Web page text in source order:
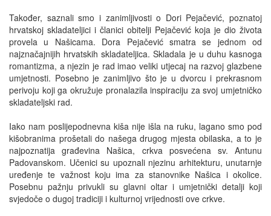
Također, saznali smo i zanimljivosti o Dori Pejačević, poznatoj
hrvatskoj skladateljici i članici obitelji Pejačević koja je dio života
provela u Našicama. Dora Pejačević smatra se jednom od
najznačajnijih hrvatskih skladateljica. Skladala je u duhu kasnoga
romantizma, a njezin je rad imao veliki utjecaj na razvoj glazbene
umjetnosti. Posebno je zanimljivo što je u dvorcu i prekrasnom
perivoju koji ga okružuje pronalazila inspiraciju za svoj umjetničko
skladateljski rad.
Iako nam poslijepodnevna kiša nije išla na ruku, lagano smo pod
kišobranima prošetali do našega drugog mjesta obilaska, a to je
najpoznatija građevina Našica, crkva posvećena sv. Antunu
Padovanskom. Učenici su upoznali njezinu arhitekturu, unutarnje
uređenje te važnost koju ima za stanovnike Našica i okolice.
Posebnu pažnju privukli su glavni oltar i umjetnički detalji koji
svjedoče o dugoj tradiciji i kulturnoj vrijednosti ove crkve.